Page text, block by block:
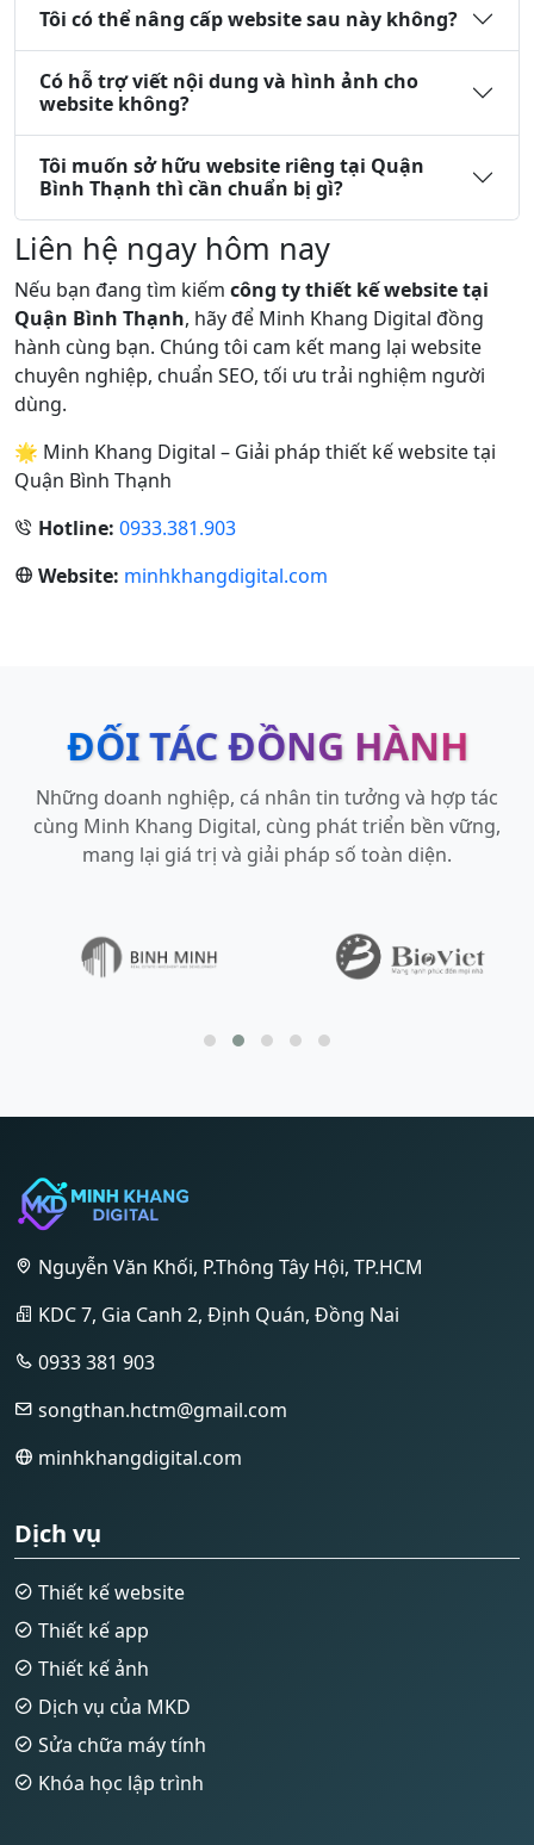
Tôi có thể nâng cấp website sau này không?
Có hỗ trợ viết nội dung và hình ảnh cho
website không?
Tôi muốn sở hữu website riêng tại Quận
Bình Thạnh thì cần chuẩn bị gì?
Liên hệ ngay hôm nay
Nếu bạn đang tìm kiếm công ty thiết kế website tại
Quận Bình Thạnh, hãy để Minh Khang Digital đồng
hành cùng bạn. Chúng tôi cam kết mang lại website
chuyên nghiệp, chuẩn SEO, tối ưu trải nghiệm người
dùng.
🌟 Minh Khang Digital – Giải pháp thiết kế website tại
Quận Bình Thạnh
Hotline: 0933.381.903
Website: minhkhangdigital.com
ĐỐI TÁC ĐỒNG HÀNH
Những doanh nghiệp, cá nhân tin tưởng và hợp tác
cùng Minh Khang Digital, cùng phát triển bền vững,
mang lại giá trị và giải pháp số toàn diện.
Nguyễn Văn Khối, P.Thông Tây Hội, TP.HCM
KDC 7, Gia Canh 2, Định Quán, Đồng Nai
0933 381 903
songthan.hctm@gmail.com
minhkhangdigital.com
Dịch vụ
Thiết kế website
Thiết kế app
Thiết kế ảnh
Dịch vụ của MKD
Sửa chữa máy tính
Khóa học lập trình